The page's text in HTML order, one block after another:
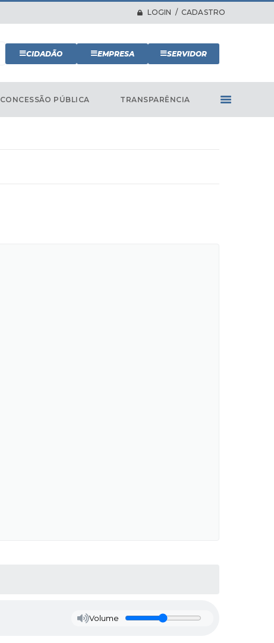
LOGIN / CADASTRO
CIDADÃO EMPRESA SERVIDOR
CONCESSÃO PÚBLICA TRANSPARÊNCIA
Volume